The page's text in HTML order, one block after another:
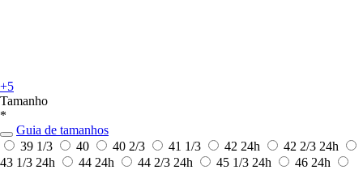
+5
Tamanho
*
Guia de tamanhos
39 1/3
40 40 2/3 41 1/3 42 24h 42 2/3 24h
43 1/3 24h 44 24h 44 2/3 24h 45 1/3 24h 46 24h